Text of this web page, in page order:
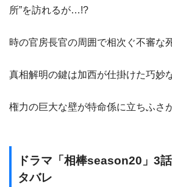
所”を訪れるが…!?
時の官房長官の周囲で相次ぐ不審な
真相解明の鍵は加西が仕掛けた巧妙
権力の巨大な壁が特命係に立ちふさ
ドラマ「相棒season20」3
タバレ